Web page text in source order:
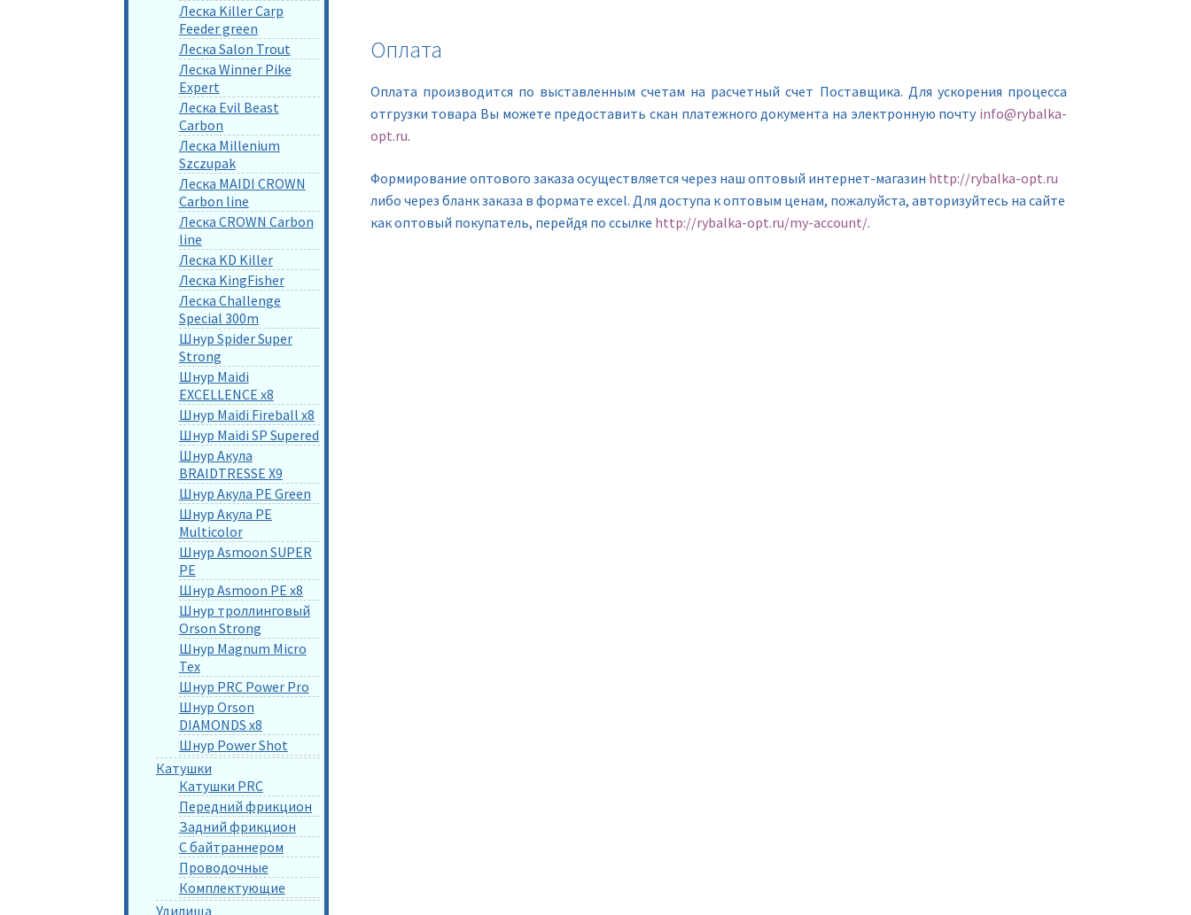
Оплата
Оплата производится по выставленным счетам на расчетный счет Поставщика. Для ускорения процесса
отгрузки товара Вы можете предоставить скан платежного документа на электронную почту info@rybalka-
opt.ru.
Формирование оптового заказа осуществляется через наш оптовый интернет-магазин http://rybalka-opt.ru
либо через бланк заказа в формате excel. Для доступа к оптовым ценам, пожалуйста, авторизуйтесь на сайте
как оптовый покупатель, перейдя по ссылке http://rybalka-opt.ru/my-account/.
Леска Killer Carp
Feeder green
Леска Salon Trout
Леска Winner Pike
Expert
Леска Evil Beast
Carbon
Леска Millenium
Szczupak
Леска MAIDI CROWN
Carbon line
Леска CROWN Carbon
line
Леска KD Killer
Леска KingFisher
Леска Challenge
Special 300m
Шнур Spider Super
Strong
Шнур Maidi
EXCELLENCE x8
Шнур Maidi Fireball x8
Шнур Maidi SP Supered
Шнур Акула
BRAIDTRESSE X9
Шнур Акула PE Green
Шнур Акула PE
Multicolor
Шнур Asmoon SUPER
PE
Шнур Asmoon PE x8
Шнур троллинговый
Orson Strong
Шнур Magnum Micro
Tex
Шнур PRC Power Pro
Шнур Orson
DIAMONDS x8
Шнур Power Shot
Катушки
Катушки PRC
Передний фрикцион
Задний фрикцион
С байтраннером
Проводочные
Комплектующие
Удилища